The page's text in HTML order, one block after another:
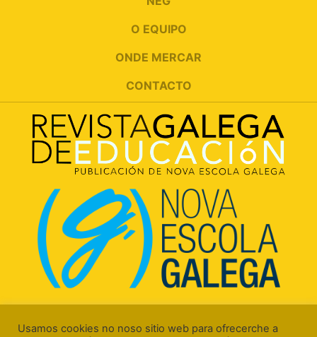
O EQUIPO
ONDE MERCAR
CONTACTO
15706 Santiago de Compostela (A Coruña)
Usamos cookies no noso sitio web para ofrecerche a